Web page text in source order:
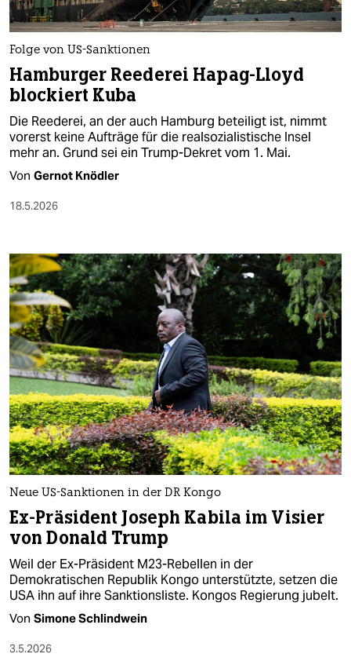
Folge von US-Sanktionen
Hamburger Reederei Hapag-Lloyd
blockiert Kuba
Die Reederei, an der auch Hamburg beteiligt ist, nimmt
vorerst keine Aufträge für die realsozialistische Insel
mehr an. Grund sei ein Trump-Dekret vom 1. Mai.
Von Gernot Knödler
18.5.2026
Neue US-Sanktionen in der DR Kongo
Ex-Präsident Joseph Kabila im Visier
von Donald Trump
Weil der Ex-Präsident M23-Rebellen in der
Demokratischen Republik Kongo unterstützte, setzen die
USA ihn auf ihre Sanktionsliste. Kongos Regierung jubelt.
Von Simone Schlindwein
3.5.2026